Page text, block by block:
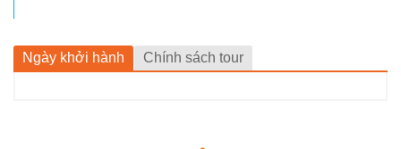
Ngày khởi hành Chính sách tour